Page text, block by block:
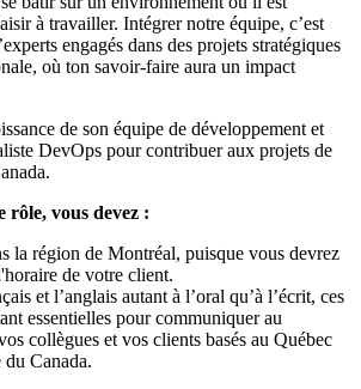
à travailler. Intégrer notre équipe, c’est
engagés dans des projets stratégiques
où ton savoir-faire aura un impact
de son équipe de développement et
DevOps pour contribuer aux projets de
rôle, vous devez :
la région de Montréal, puisque vous devrez
de votre client.
et l’anglais autant à l’oral qu’à l’écrit, ces
essentielles pour communiquer au
collègues et vos clients basés au Québec
du Canada.